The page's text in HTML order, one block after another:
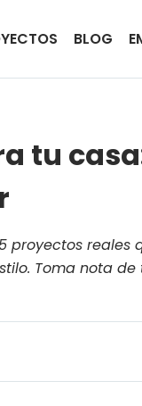
BLOG
tu
proyectos
Toma nota